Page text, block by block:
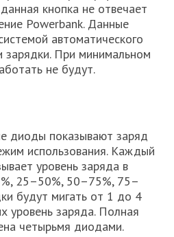
кнопка не отвечает
Powerbank. Данные
автоматического
зарядки. При минимальном
не будут.
диоды показывают заряд
использования. Каждый
уровень заряда в
25–50%, 50–75%, 75–
будут мигать от 1 до 4
уровень заряда. Полная
четырьмя диодами.